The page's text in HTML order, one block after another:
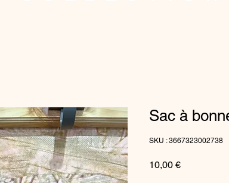
Sac à
SKU : 3667323002738
10,00 €Prix